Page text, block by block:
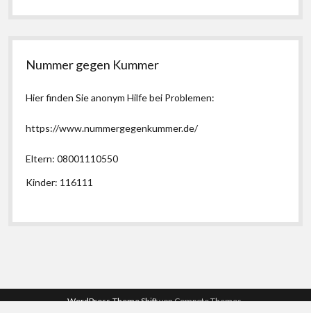
Nummer gegen Kummer
Hier finden Sie anonym Hilfe bei Problemen:
https://www.nummergegenkummer.de/
Eltern: 08001110550
Kinder: 116111
WordPress-Theme Shiftvon Compete Themes.